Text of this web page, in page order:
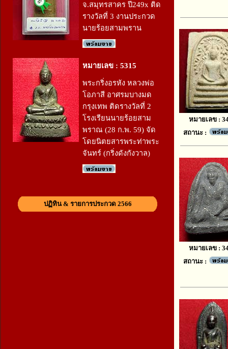
จ.สมุทรสาคร ปี249x ติด
รางวัลที่ 3 งานประกวด
นายร้อยสามพราน
หมายเลข : 5315
พระกริ่งอรหัง หลวงพ่อ
โอภาสี อาศรมบางมด
กรุงเทพ ติดรางวัลที่ 2
โรงเรียนนายร้อยสาม
พราณ (28 ก.พ. 59) จัด
โดยนิตยสารพระท่าพระ
จันทร์ (กริ่งดังกังวาล)
ปฏิทิน & รายการประกวด 2566
หมายเลข :
สถานะ :
หมายเลข :
สถานะ :